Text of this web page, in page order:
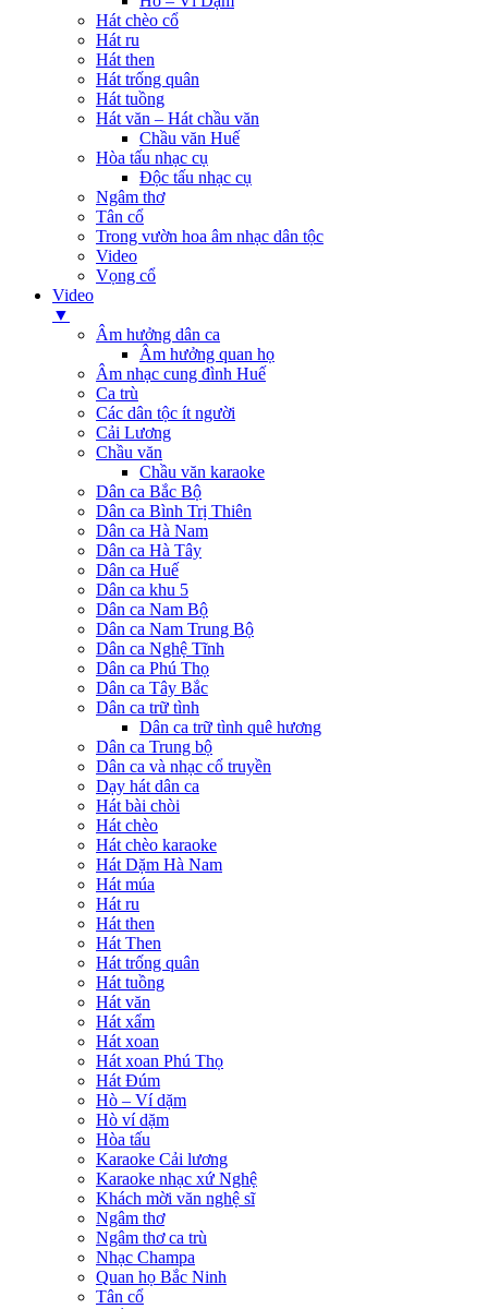
Hát chèo cổ
Hát ru
Hát then
Hát trống quân
Hát tuồng
Hát văn – Hát chầu văn
Chầu văn Huế
Hòa tấu nhạc cụ
Độc tấu nhạc cụ
Ngâm thơ
Tân cổ
Trong vườn hoa âm nhạc dân tộc
Video
Vọng cổ
Video
▼
Âm hưởng dân ca
Âm hưởng quan họ
Âm nhạc cung đình Huế
Ca trù
Các dân tộc ít người
Cải Lương
Chầu văn
Chầu văn karaoke
Dân ca Bắc Bộ
Dân ca Bình Trị Thiên
Dân ca Hà Nam
Dân ca Hà Tây
Dân ca Huế
Dân ca khu 5
Dân ca Nam Bộ
Dân ca Nam Trung Bộ
Dân ca Nghệ Tĩnh
Dân ca Phú Thọ
Dân ca Tây Bắc
Dân ca trữ tình
Dân ca trữ tình quê hương
Dân ca Trung bộ
Dân ca và nhạc cổ truyền
Dạy hát dân ca
Hát bài chòi
Hát chèo
Hát chèo karaoke
Hát Dặm Hà Nam
Hát múa
Hát ru
Hát then
Hát Then
Hát trống quân
Hát tuồng
Hát văn
Hát xẩm
Hát xoan
Hát xoan Phú Thọ
Hát Đúm
Hò – Ví dặm
Hò ví dặm
Hòa tấu
Karaoke Cải lương
Karaoke nhạc xứ Nghệ
Khách mời văn nghệ sĩ
Ngâm thơ
Ngâm thơ ca trù
Nhạc Champa
Quan họ Bắc Ninh
Tân cổ